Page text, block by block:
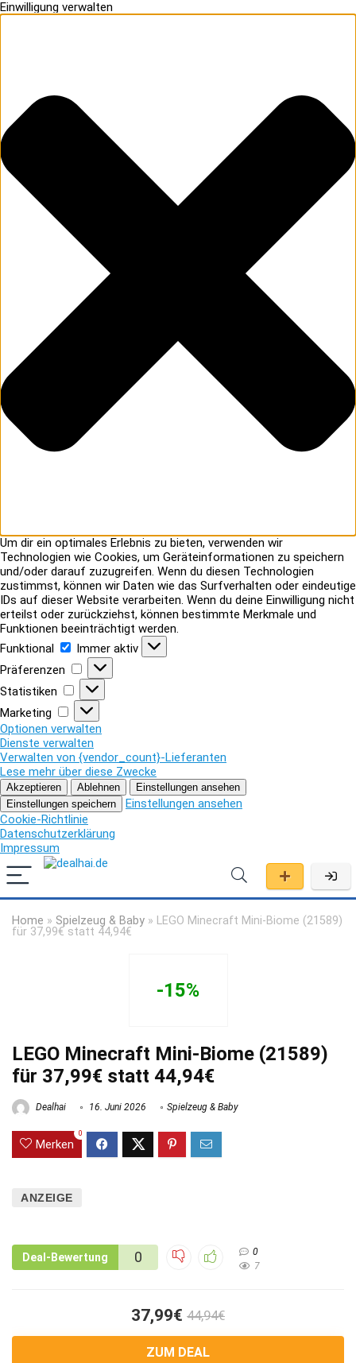
Einwilligung verwalten
Um dir ein optimales Erlebnis zu bieten, verwenden wir
Technologien wie Cookies, um Geräteinformationen zu speichern
und/oder darauf zuzugreifen. Wenn du diesen Technologien
zustimmst, können wir Daten wie das Surfverhalten oder eindeutige
IDs auf dieser Website verarbeiten. Wenn du deine Einwilligung nicht
erteilst oder zurückziehst, können bestimmte Merkmale und
Funktionen beeinträchtigt werden.
Funktional
Funktional
Immer aktiv
Präferenzen
Präferenzen
Statistiken
Statistiken
Marketing
Marketing
Optionen verwalten
Dienste verwalten
Verwalten von {vendor_count}-Lieferanten
Lese mehr über diese Zwecke
Akzeptieren Ablehnen
Einstellungen ansehen
Einstellungen speichern
Einstellungen ansehen
Cookie-Richtlinie
Datenschutzerklärung
Impressum
Home » Spielzeug & Baby » LEGO Minecraft Mini-Biome (21589)
für 37,99€ statt 44,94€
-15%
LEGO Minecraft Mini-Biome (21589)
für 37,99€ statt 44,94€
Dealhai 16. Juni 2026 Spielzeug & Baby
Merken
0
ANZEIGE
Deal-Bewertung 0
0
7
37,99€ 44,94€
ZUM DEAL